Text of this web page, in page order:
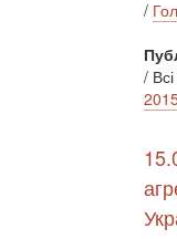
/
/